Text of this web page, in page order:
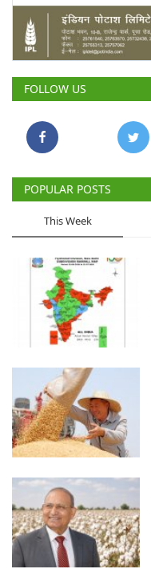
FOLLOW US
POPULAR POSTS
This Week